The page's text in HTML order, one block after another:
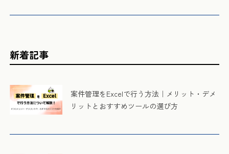
新着記事
案件管理をExcelで行う方法｜メリット・デメ
リットとおすすめツールの選び方